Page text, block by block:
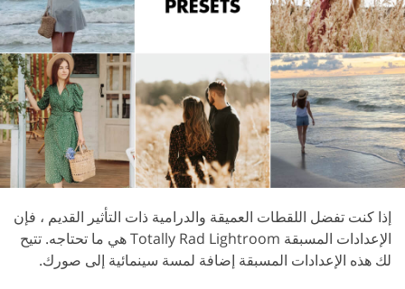
إذا كنت تفضل اللقطات العميقة والدرامية ذات التأثير القديم ، فإن
الإعدادات المسبقة Totally Rad Lightroom هي ما تحتاجه. تتيح
لك هذه الإعدادات المسبقة إضافة لمسة سينمائية إلى صورك.